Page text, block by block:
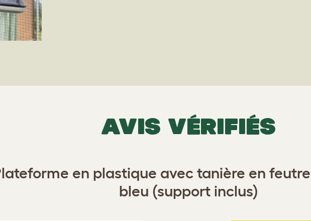
AVIS VÉRIFIÉS
en plastique avec tanière en
bleu (support inclus)